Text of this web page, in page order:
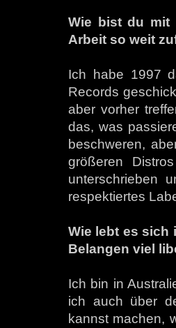
Wie bist du mit
Arbeit so weit
Ich habe 1997
Records
aber vorher
das, was
beschweren,
größeren
unterschrieben
respektiertes
Wie lebt es sich
Belangen viel
Ich bin in
ich auch über
kannst machen,